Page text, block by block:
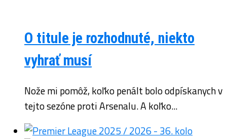
O titule je rozhodnuté, niekto
vyhrať musí
Nože mi pomôž, koľko penált bolo odpískanych v
tejto sezóne proti Arsenalu. A koľko...